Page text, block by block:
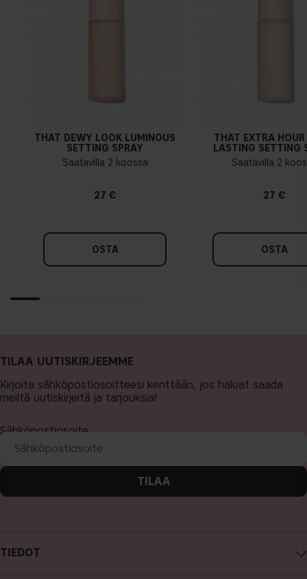
THAT DEWY LOOK LUMINOUS
SETTING SPRAY
Saatavilla 2 koossa
27 €
OSTA
THAT EXTRA
LASTING SETTING
Saatavilla 2
27 €
OSTA
TIEDOT
TILAA UUTISKIRJEEMME
Kirjoita sähköpostiosoitteesi kenttään, jos haluat saada
meiltä uutiskirjeitä ja tarjouksia!
Sähköpostiosoite
TILAA